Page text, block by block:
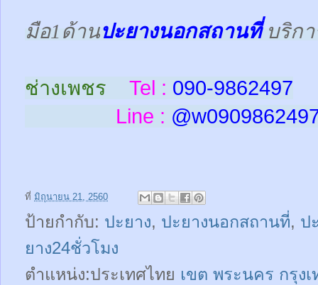
มือ1ด้านปะยางนอกสถานที่ บริก
ช่างเพชร Tel : 090-9862497
Line : @w
ที่ มิถุนายน 21, 2560
ป้ายกำกับ: ปะยาง, ปะยางนอกสถานที่, ป
ยาง24ชั่วโมง
ตำแหน่ง:ประเทศไทย เขต พระนคร กรุง